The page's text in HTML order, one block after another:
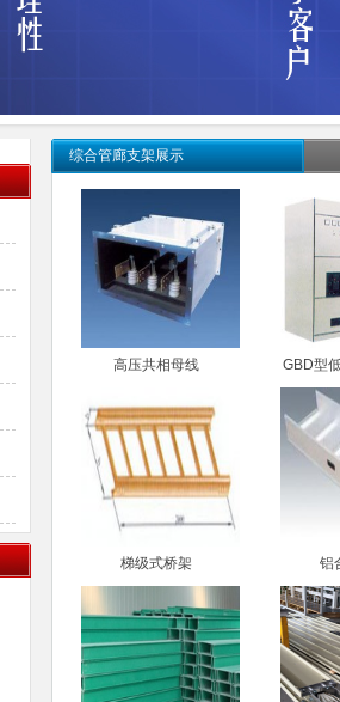
综合管廊支架展示
高压共相母线
GBD型
梯级式桥架 铝